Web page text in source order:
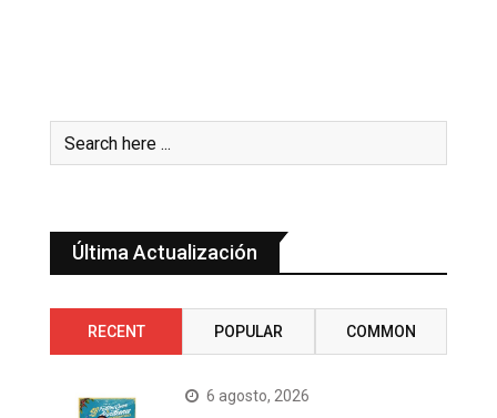
Última Actualización
RECENT POPULAR COMMON
6 agosto, 2026